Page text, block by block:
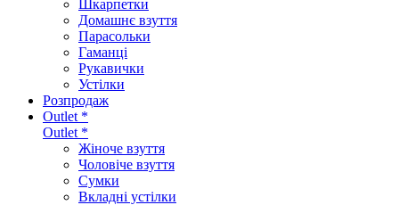
Шкарпетки
Домашнє взуття
Парасольки
Гаманці
Рукавички
Устілки
Розпродаж
Outlet *
Outlet *
Жіноче взуття
Чоловіче взуття
Сумки
Вкладні устілки